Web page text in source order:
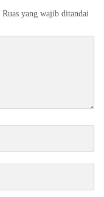
Ruas yang wajib ditandai